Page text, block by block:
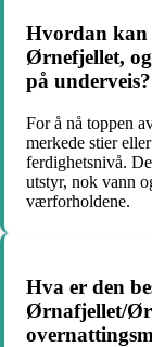
Hvordan kan
Ørnefjellet,
på underveis?
For å nå toppen
merkede stier
ferdighetsnivå.
utstyr, nok vann
værforholdene.
Hva er den
Ørnafjellet/